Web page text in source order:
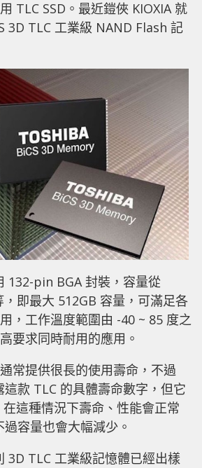
TLC SSD。最近鎧俠 KIOXIA 就
3D TLC 工業級 NAND Flash 記
132-pin BGA 封裝，容量從
即最大 512GB 容量，可滿足各
，工作溫度範圍由 -40 ~ 85 度之
要求同時耐用的應用。
常提供很長的使用壽命，不過
這款 TLC 的具體壽命數字，但它
這種情況下壽命、性能會正常
容量也會大幅減少。
3D TLC 工業級記憶體已經出樣